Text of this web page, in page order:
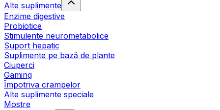
Alte suplimente
Enzime digestive
Probiotice
Stimulente neurometabolice
Suport hepatic
Suplimente pe bază de plante
Ciuperci
Gaming
Împotriva crampelor
Alte suplimente speciale
Mostre